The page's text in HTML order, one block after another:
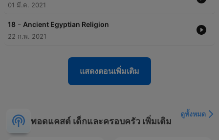
01 มี.ค. 2021
18 - Ancient Egyptian Religion
22 ก.พ. 2021
แสดงตอนเพิ่มเติม
พอดแคสต์ เด็กและครอบครัว เพิ่มเติม
ดูทั้งหมด